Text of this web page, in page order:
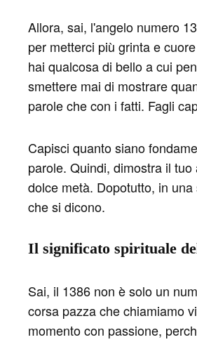
Allora, sai, l'angelo numero
per metterci più grinta e
hai qualcosa di bello a cui
smettere mai di mostrare
parole che con i fatti. Fagli
Capisci quanto siano
parole. Quindi, dimostra il
dolce metà. Dopotutto, in
che si dicono.
Il significato spirituale
Sai, il 1386 non è solo un
corsa pazza che chiamiamo
momento con passione,